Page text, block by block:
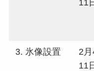
11
3. 氷像設置
2
11